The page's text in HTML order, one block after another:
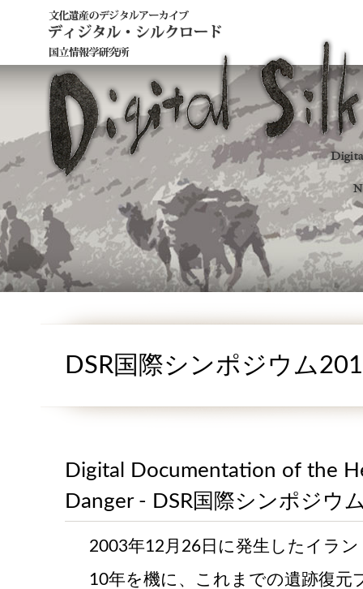
DSR国際シンポジウム
Digital Documentation of the
Danger - DSR国際シンポジウ
2003年12月26日に発生したイラ
10年を機に、これまでの遺跡復元